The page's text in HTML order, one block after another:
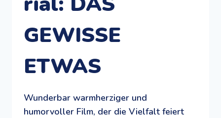
GEWISSE
ETWAS
Wunderbar warmherziger und
humorvoller Film, der die Vielfalt feiert